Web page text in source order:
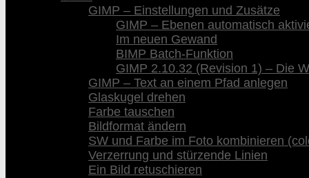
GIMP – Einstellungen und Zusätze
GIMP – Ebenen automatisch
Im neuen Gewand
BIMP Batch-Funktion
GIMP 2.10.32 (Revision 1) – Die
GIMP – Text an einem Pfad anlegen
Glaskugel drehen
Farbe tauschen
Bildformat ändern
SW und Farbe im Foto kombinieren
Verzerrung und stürzende Linien
Ein Bild retuschieren